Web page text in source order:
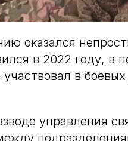
оказался
в 2022 году, в
в
управления